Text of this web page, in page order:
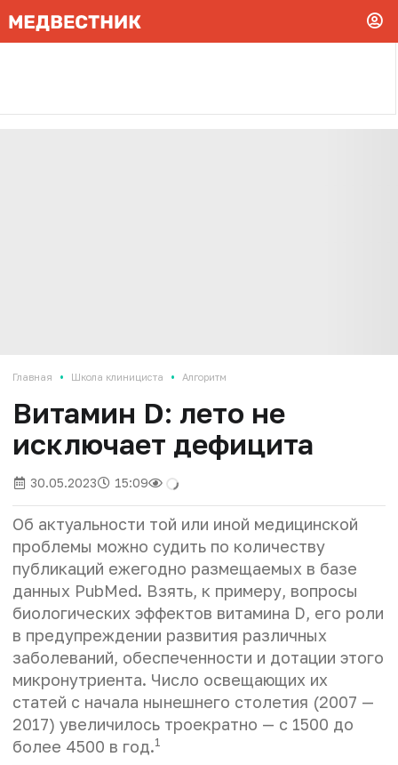
Главная • Школа клинициста • Алгоритм
Витамин D: лето не
исключает дефицита
30.05.2023 15:09
Об актуальности той или иной медицинской
проблемы можно судить по количеству
публикаций ежегодно размещаемых в базе
данных PubMed. Взять, к примеру, вопросы
биологических эффектов витамина D, его роли
в предупреждении развития различных
заболеваний, обеспеченности и дотации этого
микронутриента. Число освещающих их
статей с начала нынешнего столетия (2007 —
2017) увеличилось троекратно — с 1500 до
более 4500 в год.1